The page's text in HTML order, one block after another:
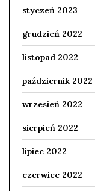
styczeń 2023
grudzień 2022
listopad 2022
październik 2022
wrzesień 2022
sierpień 2022
lipiec 2022
czerwiec 2022